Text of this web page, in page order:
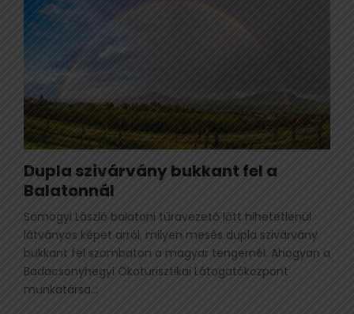
Dupla szivárvány bukkant fel a
Balatonnál
Somogyi László balatoni túravezető lőtt hihetetlenül
látványos képet arról, milyen mesés dupla szivárvány
bukkant fel szombaton a magyar tengernél. Ahogyan a
Badacsonyhegyi Ökoturisztikai Látogatóközpont
munkatársa...